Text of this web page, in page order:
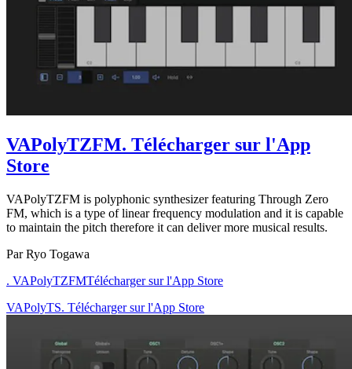
VAPolyTZFM. Télécharger sur l'App
Store
VAPolyTZFM is polyphonic synthesizer featuring Through Zero
FM, which is a type of linear frequency modulation and it is capable
to maintain the pitch therefore it can deliver more musical results.
Par Ryo Togawa
. VAPolyTZFMTélécharger sur l'App Store
VAPolyTS. Télécharger sur l'App Store